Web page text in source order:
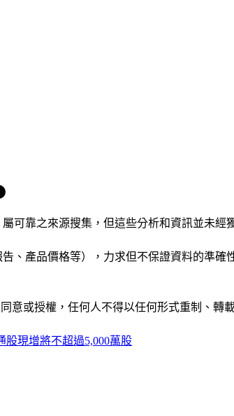
可靠之來源搜集，但這些分析和資訊並未
、產品價格等），力求但不保證資料的準
意或授權，任何人不得以任何形式重制、
股現增將不超過5,000萬股